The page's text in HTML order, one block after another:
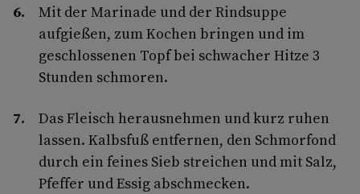
Mit der Marinade und der Rindsuppe
aufgießen, zum Kochen bringen und im
geschlossenen Topf bei schwacher Hitze 3
Stunden schmoren.
Das Fleisch herausnehmen und kurz ruhen
lassen. Kalbsfuß entfernen, den Schmorfond
durch ein feines Sieb streichen und mit Salz,
Pfeffer und Essig abschmecken.